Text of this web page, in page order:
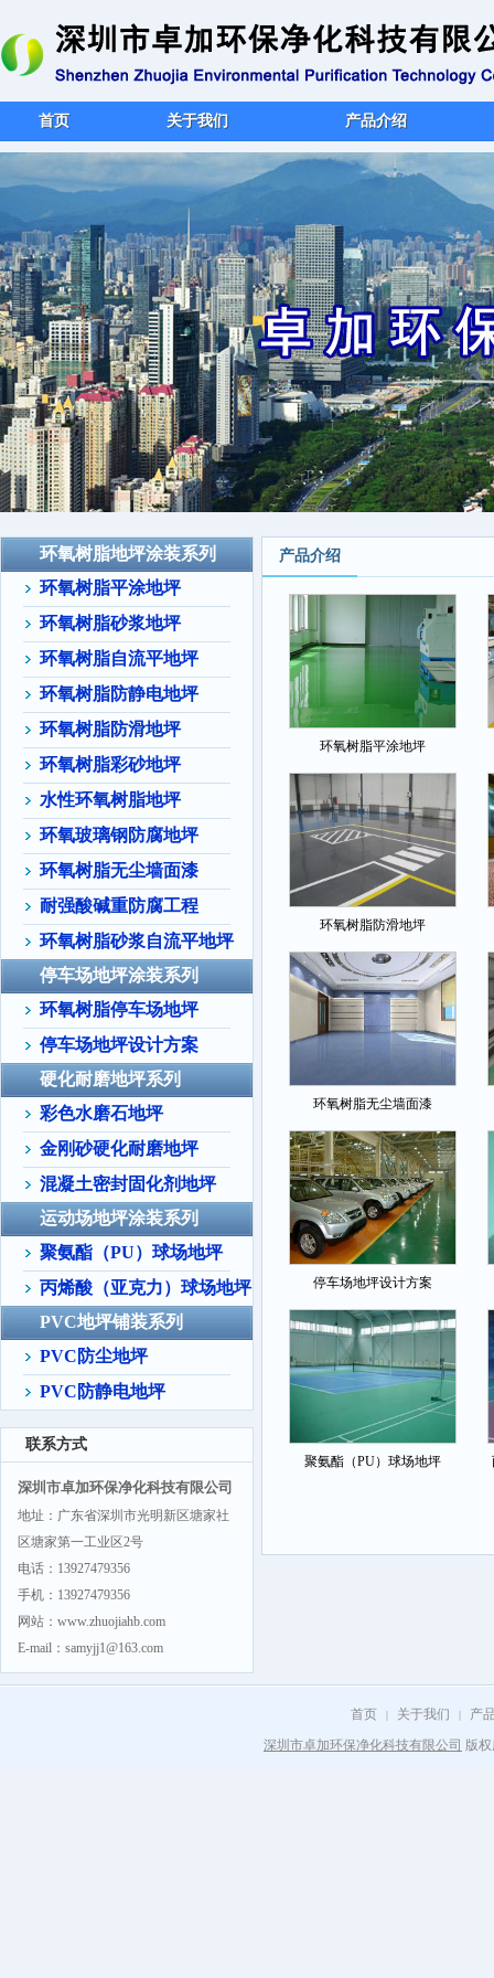
首页 关于我们 产品介绍
环氧树脂地坪涂装系列
环氧树脂平涂地坪
环氧树脂砂浆地坪
环氧树脂自流平地坪
环氧树脂防静电地坪
环氧树脂防滑地坪
环氧树脂彩砂地坪
水性环氧树脂地坪
环氧玻璃钢防腐地坪
环氧树脂无尘墙面漆
耐强酸碱重防腐工程
环氧树脂砂浆自流平地坪
停车场地坪涂装系列
环氧树脂停车场地坪
停车场地坪设计方案
硬化耐磨地坪系列
彩色水磨石地坪
金刚砂硬化耐磨地坪
混凝土密封固化剂地坪
运动场地坪涂装系列
聚氨酯（PU）球场地坪
丙烯酸（亚克力）球场地坪
PVC地坪铺装系列
PVC防尘地坪
PVC防静电地坪
联系方式
深圳市卓加环保净化科技有限公司
地址：广东省深圳市光明新区塘家社
区塘家第一工业区2号
电话：13927479356
手机：13927479356
网站：www.zhuojiahb.com
E-mail：samyjj1@163.com
产品介绍
环氧树脂平涂地坪
环氧树脂防滑地坪
环氧树脂无尘墙面漆
停车场地坪设计方案
聚氨酯（PU）球场地坪
首页 | 关于我们 |
产
深圳市卓加环保净化科技有限公司 版